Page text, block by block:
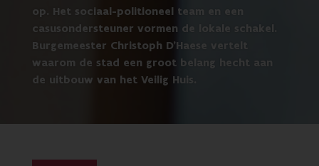
op. Het sociaal-politioneel team en een
casusondersteuner vormen de lokale schakel.
Burgemeester Christoph D’Haese vertelt
waarom de stad een groot belang hecht aan
de uitbouw van het Veilig Huis.